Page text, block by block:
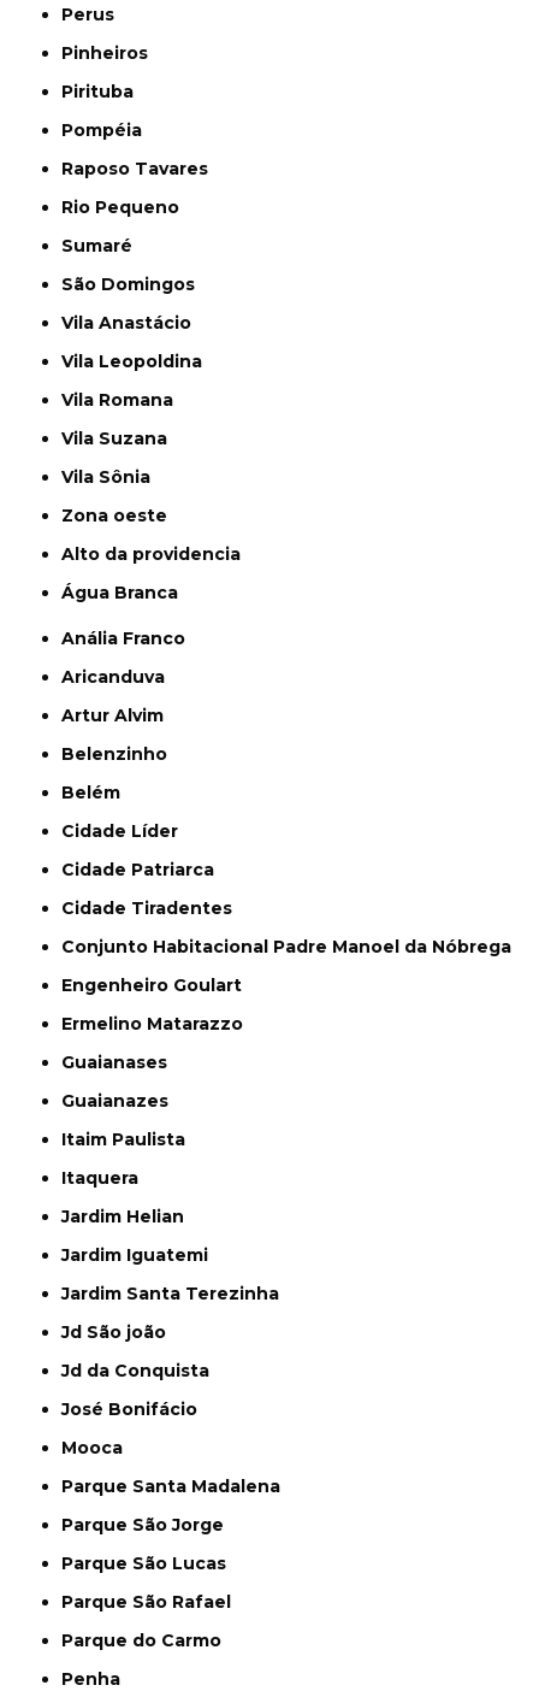
Perus
Pinheiros
Pirituba
Pompéia
Raposo Tavares
Rio Pequeno
Sumaré
São Domingos
Vila Anastácio
Vila Leopoldina
Vila Romana
Vila Suzana
Vila Sônia
Zona oeste
alto da providencia
Água Branca
Anália Franco
Aricanduva
Artur Alvim
Belenzinho
Belém
Cidade Líder
Cidade Patriarca
Cidade Tiradentes
Conjunto Habitacional Padre Manoel da Nóbrega
Engenheiro Goulart
Ermelino Matarazzo
Guaianases
Guaianazes
Itaim Paulista
Itaquera
Jardim Helian
Jardim Iguatemi
Jardim Santa Terezinha
Jd São joão
Jd da Conquista
José Bonifácio
Mooca
Parque Santa Madalena
Parque São Jorge
Parque São Lucas
Parque São Rafael
Parque do Carmo
Penha